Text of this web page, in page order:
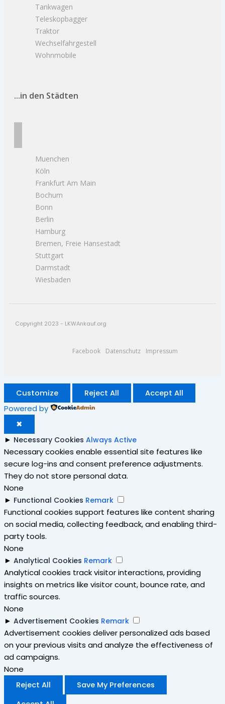
Tankwagen
Teleskopbagger
Traktor
Wechselfahrgestell
Wohnmobile
...in den Städten
Muenchen
Köln
Frankfurt Am Main
Bochum
Bonn
Berlin
Hamburg
Bremen, Freie Hansestadt
Stuttgart
Darmstadt
Wiesbaden
Copyright 2023 - LKWAnkauf.org
Facebook Datenschutz Impressum
Customize Reject All Accept All
Powered by
✖
► Necessary Cookies Always Active
Necessary cookies enable essential site features like
secure log-ins and consent preference adjustments.
They do not store personal data.
None
► Functional Cookies Remark
Functional cookies support features like content sharing
on social media, collecting feedback, and enabling third-
party tools.
None
► Analytical Cookies Remark
Analytical cookies track visitor interactions, providing
insights on metrics like visitor count, bounce rate, and
traffic sources.
None
► Advertisement Cookies Remark
Advertisement cookies deliver personalized ads based
on your previous visits and analyze the effectiveness of
ad campaigns.
None
Reject All
Save My Preferences